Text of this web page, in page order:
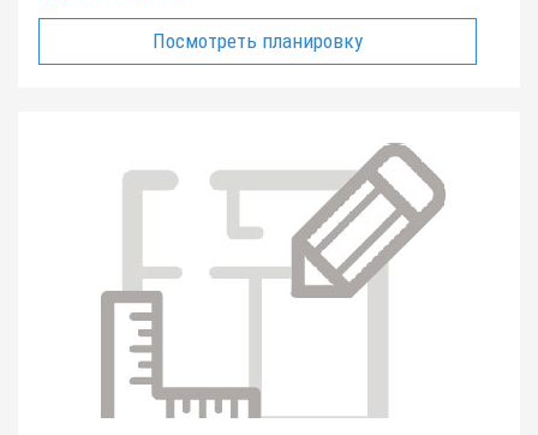
Посмотреть планировку